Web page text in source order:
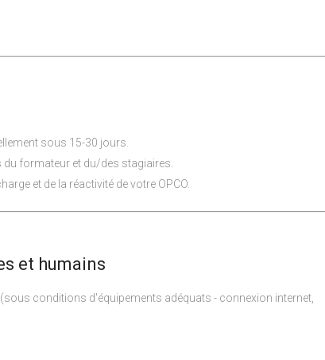
sous 15-30 jours.
formateur et du/des stagiaires.
et de la réactivité de votre OPCO.
et humains
conditions d'équipements adéquats - connexion internet,